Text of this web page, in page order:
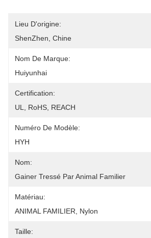
Lieu D'origine:
ShenZhen, Chine
Nom De Marque:
Huiyunhai
Certification:
UL, RoHS, REACH
Numéro De Modèle:
HYH
Nom:
Gainer Tressé Par Animal Familier
Matériau:
ANIMAL FAMILIER, Nylon
Taille: